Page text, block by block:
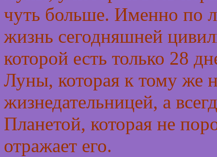
чуть больше. Именно по
жизнь сегодняшней
которой есть только 28
Луны, которая к тому же
жизнедательницей, а
Планетой, которая не
отражает его.